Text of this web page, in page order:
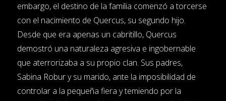
embargo, el destino de la familia comenzó a torcerse
con el nacimiento de Quercus, su segundo hijo.
Desde que era apenas un cabritillo, Quercus
demostró una naturaleza agresiva e ingobernable
que aterrorizaba a su propio clan. Sus padres,
Sabina Robur y su marido, ante la imposibilidad de
controlar a la pequeña fiera y temiendo por la